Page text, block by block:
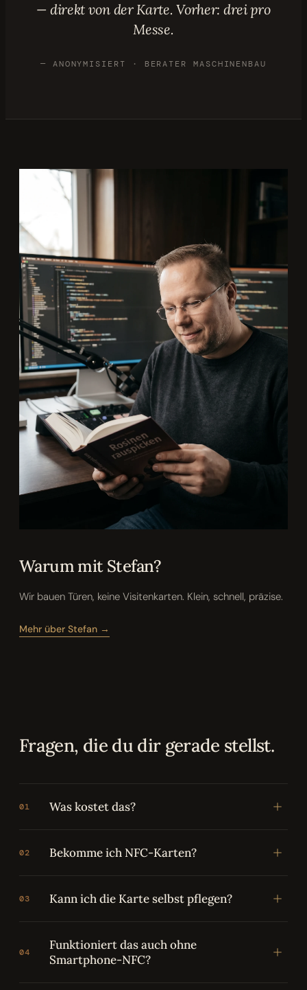
— direkt von der Karte. Vorher: drei pro
Messe.
— ANONYMISIERT · BERATER MASCHINENBAU
Warum mit Stefan?
Wir bauen Türen, keine Visitenkarten. Klein, schnell, präzise.
Mehr über Stefan →
Fragen, die du dir gerade stellst.
01 Was kostet das?
02 Bekomme ich NFC-Karten?
03 Kann ich die Karte selbst pflegen?
04
Funktioniert das auch ohne
Smartphone-NFC?